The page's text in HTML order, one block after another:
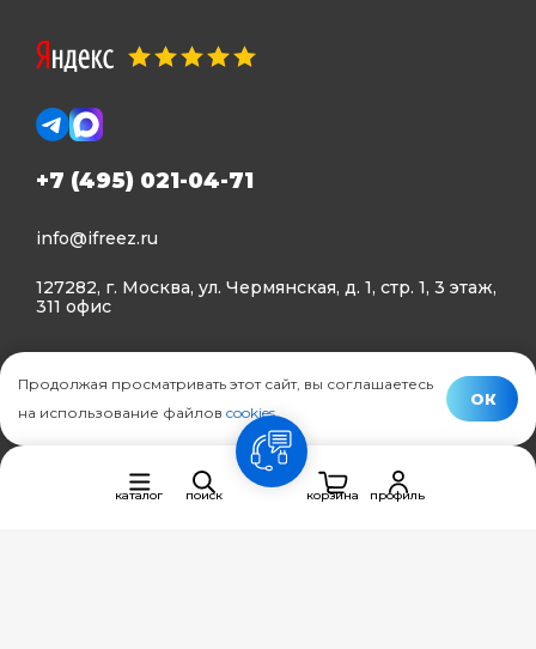
+7 (495) 021-04-71
info@ifreez.ru
127282, г. Москва, ул. Чермянская, д. 1, стр. 1, 3 этаж,
311 офис
Политика конфиденциальности
© Ifreez - продажа и установка климатической техники,
каталог поиск
связь
корзина
профиль
Продолжая просматривать этот сайт, вы соглашаетесь
на использование файлов cookies.
ОК